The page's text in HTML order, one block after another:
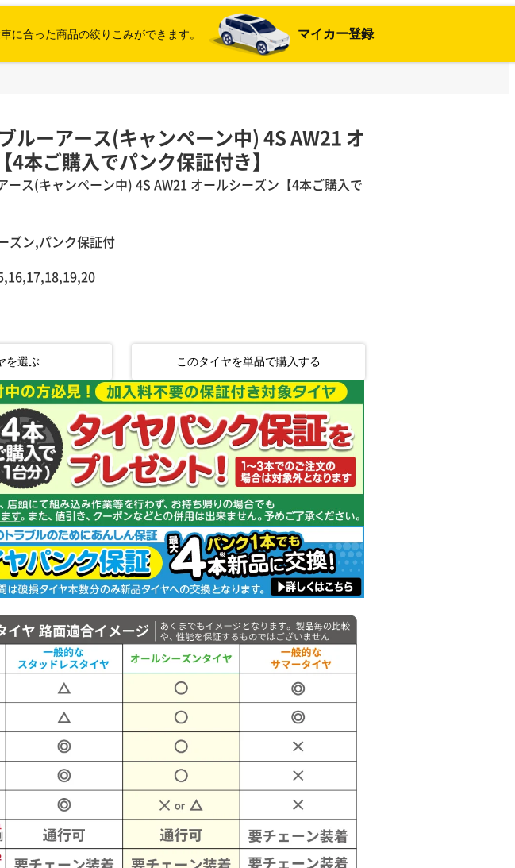
に合った商品の絞りこみができます。 マイカー登録
ルーアース(キャンペーン中) 4S AW21 オ
4本ご購入でパンク保証付き】
ース(キャンペーン中) 4S AW21 オールシーズン【4本ご購入で
ズン,パンク保証付
を選ぶ このタイヤを単品で購入する